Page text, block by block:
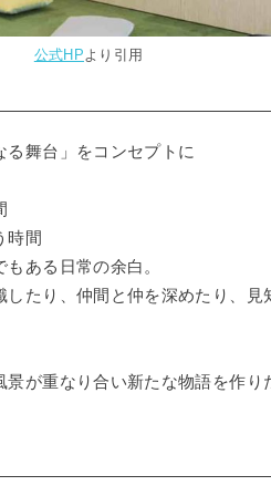
公式HPより引用
る舞台」をコンセプトに
時間
ある日常の余白。
たり、仲間と仲を深めたり、見
が重なり合い新たな物語を作り